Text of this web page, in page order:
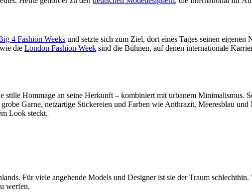
4 Fashion Weeks und setzte sich zum Ziel, dort eines Tages seinen eigenen
die London Fashion Week sind die Bühnen, auf denen internationale
stille Hommage an seine Herkunft – kombiniert mit urbanem
Garne, netzartige Stickereien und Farben wie Anthrazit, Meeresblau
Look steckt.
Für viele angehende Models und Designer ist sie der Traum
werfen.